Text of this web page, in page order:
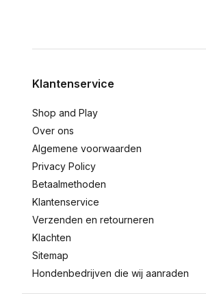
Klantenservice
Shop and Play
Over ons
Algemene voorwaarden
Privacy Policy
Betaalmethoden
Klantenservice
Verzenden en retourneren
Klachten
Sitemap
Hondenbedrijven die wij aanraden